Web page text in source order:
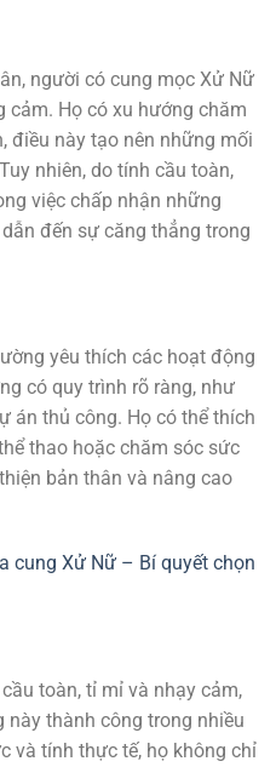
người có cung mọc Xử Nữ
Họ có xu hướng chăm
điều này tạo nên những mối
nhiên, do tính cầu toàn,
việc chấp nhận những
đến sự căng thẳng trong
yêu thích các hoạt động
có quy trình rõ ràng, như
án thủ công. Họ có thể thích
thao hoặc chăm sóc sức
bản thân và nâng cao
cung Xử Nữ – Bí quyết chọn
toàn, tỉ mỉ và nhạy cảm,
thành công trong nhiều
và tính thực tế, họ không chỉ